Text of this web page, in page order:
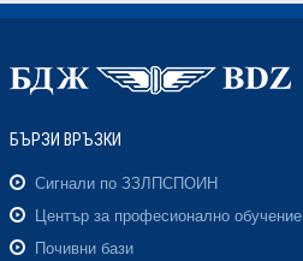
БЪРЗИ ВРЪЗКИ
Сигнали по ЗЗЛПСПОИН
Център за професионално обучение
Почивни бази